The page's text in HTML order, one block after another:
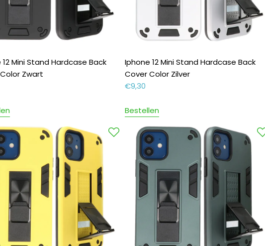
Mini Stand Hardcase Back
Zwart
Iphone 12 Mini Stand Hardcase Back
Cover Color Zilver
€9,30
Bestellen